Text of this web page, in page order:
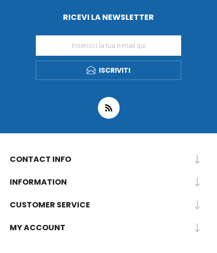
RICEVI LA NEWSLETTER
ISCRIVITI
CONTACT INFO
INFORMATION
CUSTOMER SERVICE
MY ACCOUNT